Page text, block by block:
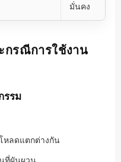
มั่นคง
กรณีการใช้งาน
รรม
หลดแตกต่างกัน
ที่ผันผวน